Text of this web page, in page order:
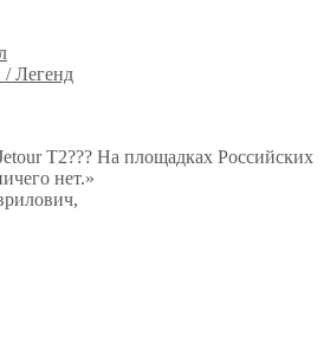
Легенд
T2??? На площадках Российских
нет.»
,